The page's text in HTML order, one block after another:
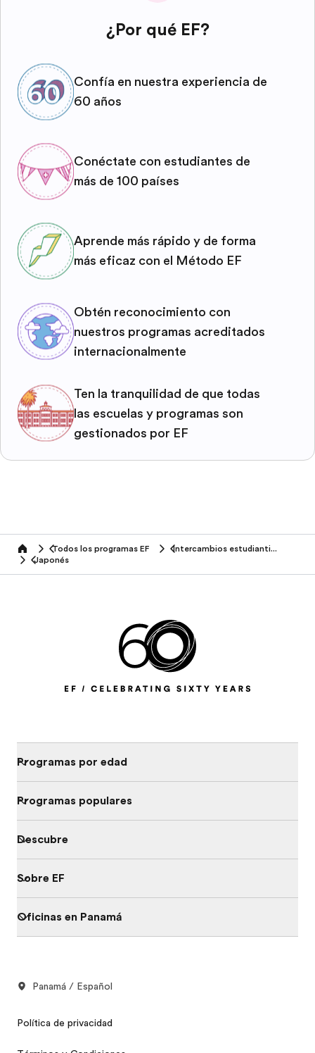
¿Por qué EF?
Confía en nuestra experiencia de
60 años
Conéctate con estudiantes de
más de 100 países
Aprende más rápido y de forma
más eficaz con el Método EF
Obtén reconocimiento con
nuestros programas acreditados
internacionalmente
Ten la tranquilidad de que todas
las escuelas y programas son
gestionados por EF
home Todos los programas EF
Intercambios estudiantiles
Japonés
Programas por edad
Programas populares
Descubre
Sobre EF
Oficinas en Panamá
Panamá / Español
Política de privacidad